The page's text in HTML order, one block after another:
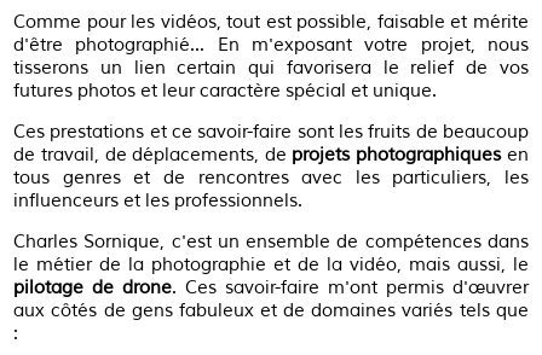
Comme pour les vidéos, tout est possible, faisable et mérite
d'être photographié... En m'exposant votre projet, nous
tisserons un lien certain qui favorisera le relief de vos
futures photos et leur caractère spécial et unique.
Ces prestations et ce savoir-faire sont les fruits de beaucoup
de travail, de déplacements, de projets photographiquesen
tous genres et de rencontres avec les particuliers, les
influenceurs et les professionnels.
Charles Sornique, c'est un ensemble de compétences dans
le métier de la photographie et de la vidéo, mais aussi, le
pilotage de drone. Ces savoir-faire m'ont permis d'œuvrer
aux côtés de gens fabuleux et de domaines variés tels que
: